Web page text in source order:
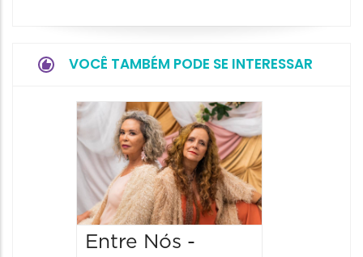
VOCÊ TAMBÉM PODE SE INTERESSAR
Entre Nós -